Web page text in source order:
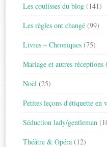
Les coulisses du blog (141)
Les règles ont changé (99)
Livres – Chroniques (75)
Mariage et autres réceptions
Noël (25)
Petites leçons d'étiquette en
Séduction lady/gentleman
Théâtre & Opéra (12)